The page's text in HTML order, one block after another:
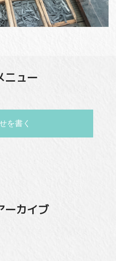
ニュー
を書く
ーカイブ